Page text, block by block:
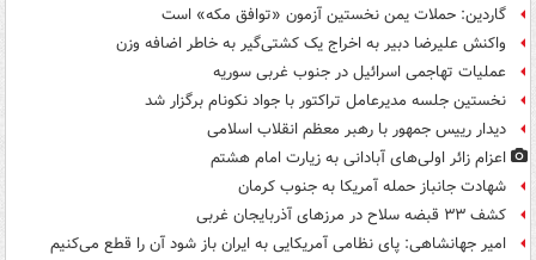
گاردین: حملات یمن نخستین آزمون «توافق مکه» است
واکنش علیرضا دبیر به اخراج یک کشتی‌گیر به خاطر اضافه وزن
عملیات تهاجمی اسرائیل در جنوب غربی سوریه
نخستین جلسه مدیرعامل تراکتور با جواد نکونام برگزار شد
دیدار رییس جمهور با رهبر معظم انقلاب اسلامی
اعزام زائر اولی‌های آبادانی به زیارت امام هشتم
شهادت جانباز حمله آمریکا به جنوب کرمان
کشف ۳۳ قبضه سلاح در مرزهای آذربایجان غربی
امیر جهانشاهی: پای نظامی آمریکایی به ایران باز شود آن را قطع می‌کنیم